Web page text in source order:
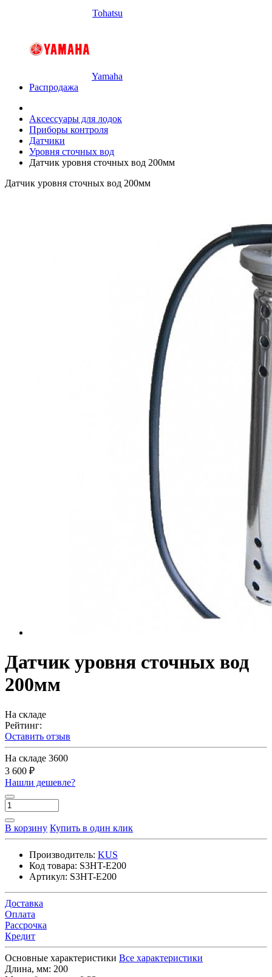
Tohatsu
Yamaha
Распродажа
Аксессуары для лодок
Приборы контроля
Датчики
Уровня сточных вод
Датчик уровня сточных вод 200мм
Датчик уровня сточных вод 200мм
Датчик уровня сточных вод
200мм
На складе
Рейтинг:
Оставить отзыв
На складе 3600
3 600 ₽
Нашли дешевле?
В корзину Купить в один клик
Производитель: KUS
Код товара: S3HT-E200
Артикул: S3HT-E200
Доставка
Оплата
Рассрочка
Кредит
Основные характеристики Все характеристики
Длина, мм: 200